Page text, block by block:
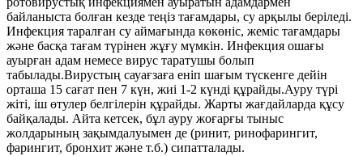
байланыста болған кезде теңіз тағамдары, су арқылы беріледі.
Инфекция таралған су аймағында көкөніс, жеміс тағамдары
және басқа тағам түрінен жұғу мүмкін. Инфекция ошағы
ауырған адам немесе вирус таратушы болып
табылады.Вирустың сауағзаға еніп шағым түскенге дейін
орташа 15 сағат пен 7 күн, жиі 1-2 күнді құрайды.Ауру түрі
жіті, іш өтулер белгілерін құрайды. Жарты жағдайларда құсу
байқалады. Айта кетсек, бұл ауру жоғарғы тыныс
жолдарының зақымдалуымен де (ринит, ринофарингит,
фарингит, бронхит және т.б.) сипатталады.